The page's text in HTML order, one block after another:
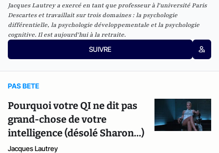
Jacques Lautrey a exercé en tant que professeur à l'université Paris
Descartes et travaillait sur trois domaines : la psychologie
différentielle, la psychologie développementale et la psychologie
cognitive. Il est aujourd'hui à la retraite.
SUIVRE
PAS BETE
Pourquoi votre QI ne dit pas
grand-chose de votre
intelligence (désolé Sharon...)
Jacques Lautrey